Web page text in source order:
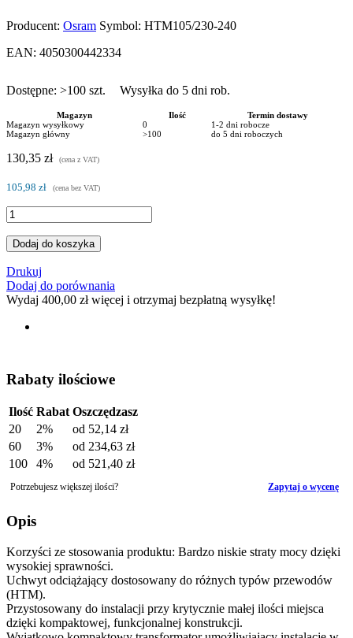
Producent: Osram Symbol: HTM105/230-240
EAN: 4050300442334
Dostępne: >100 szt. Wysyłka do 5 dni rob.
Magazyn Ilość
Termin dostawy
Magazyn wysyłkowy
0
1-2 dni robocze
Magazyn główny
>100 do 5 dni roboczych
130,35 zł (cena z VAT)
105,98 zł (cena bez VAT)
Dodaj do koszyka
Drukuj
Dodaj do porównania
Wydaj 400,00 złwięcej i otrzymaj bezpłatną wysyłkę!
Rabaty ilościowe
Ilość Rabat Oszczędzasz
20
2% od 52,14 zł
60
3% od 234,63 zł
100
4% od 521,40 zł
Potrzebujesz większej ilości? Zapytaj o wycenę
Opis
Korzyści ze stosowania produktu: Bardzo niskie straty mocy dzięki
wysokiej sprawności.
Uchwyt odciążający dostosowany do różnych typów przewodów
(HTM).
Przystosowany do instalacji przy krytycznie małej ilości miejsca
dzięki kompaktowej, funkcjonalnej konstrukcji.